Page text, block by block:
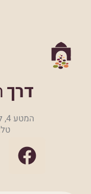
דרך
המטע 4, להבות הבשן, 1212500
טל: 050-
F
a